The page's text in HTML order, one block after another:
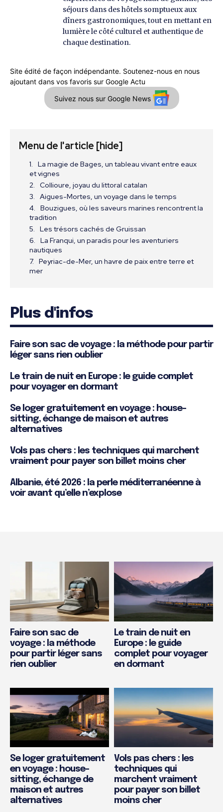
séjours dans des hôtels somptueux aux
dîners gastronomiques, tout en mettant en
lumière le côté culturel et authentique de
chaque destination.
Site édité de façon indépendante. Soutenez-nous en nous
ajoutant dans vos favoris sur Google Actu
Suivez nous sur Google News
Menu de l'article [hide]
La magie de Bages, un tableau vivant entre eaux
et vignes
Collioure, joyau du littoral catalan
Aigues-Mortes, un voyage dans le temps
Bouzigues, où les saveurs marines rencontrent la
tradition
Les trésors cachés de Gruissan
La Franqui, un paradis pour les aventuriers
nautiques
Peyriac-de-Mer, un havre de paix entre terre et
mer
Plus d'infos
Faire son sac de voyage : la méthode pour partir
léger sans rien oublier
Le train de nuit en Europe : le guide complet
pour voyager en dormant
Se loger gratuitement en voyage : house-
sitting, échange de maison et autres
alternatives
Vols pas chers : les techniques qui marchent
vraiment pour payer son billet moins cher
Albanie, été 2026 : la perle méditerranéenne à
voir avant qu’elle n’explose
Faire son sac de
voyage : la méthode
pour partir léger sans
rien oublier
Le train de nuit en
Europe : le guide
complet pour voyager
en dormant
Se loger gratuitement
en voyage : house-
sitting, échange de
maison et autres
alternatives
Vols pas chers : les
techniques qui
marchent vraiment
pour payer son billet
moins cher